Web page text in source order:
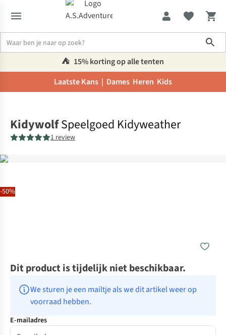
⛺️ 15% korting op alle tenten
Laatste Kans | Dames Heren Kids
-50%
KidywolfSpeelgoed Kidyweather
1 review
Dit product is tijdelijk niet beschikbaar.
We sturen je een mailtje als we dit artikel weer op
voorraad hebben.
E-mailadres